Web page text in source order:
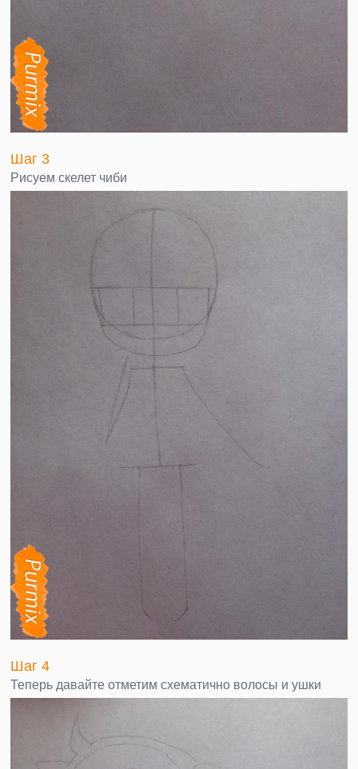
Шаг 3
Рисуем скелет чиби
Шаг 4
Теперь давайте отметим схематично волосы и ушки